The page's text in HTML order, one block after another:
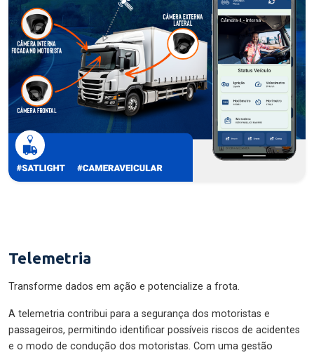
Telemetria
Transforme dados em ação e potencialize a frota.
A telemetria contribui para a segurança dos motoristas e
passageiros, permitindo identificar possíveis riscos de acidentes
e o modo de condução dos motoristas. Com uma gestão